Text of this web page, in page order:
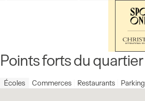
Points forts du quartier
Écoles Commerces Restaurants Parking